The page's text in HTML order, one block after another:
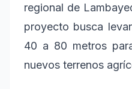
regional de
proyecto busca
40 a 80 metros
nuevos terrenos